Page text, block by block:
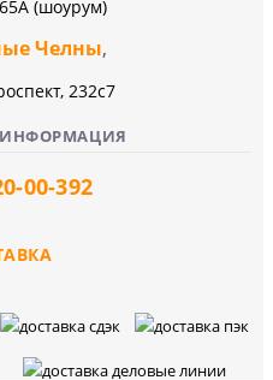
(шоурум)
Челны,
232c7
00-392